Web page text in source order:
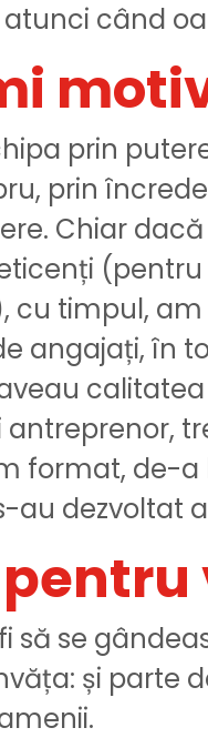
când
prin
prin
Chiar
cu timpul,
angajați, în
antreprenor,
format, de-
au dezvoltat
să se
și parte